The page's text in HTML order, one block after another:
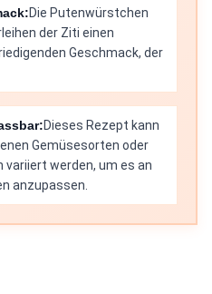
Die Putenwürstchen
der Ziti einen
Geschmack, der
Dieses Rezept kann
Gemüsesorten oder
variiert werden, um es an
anzupassen.